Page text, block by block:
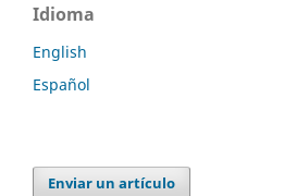
Idioma
English
Español
Enviar un artículo